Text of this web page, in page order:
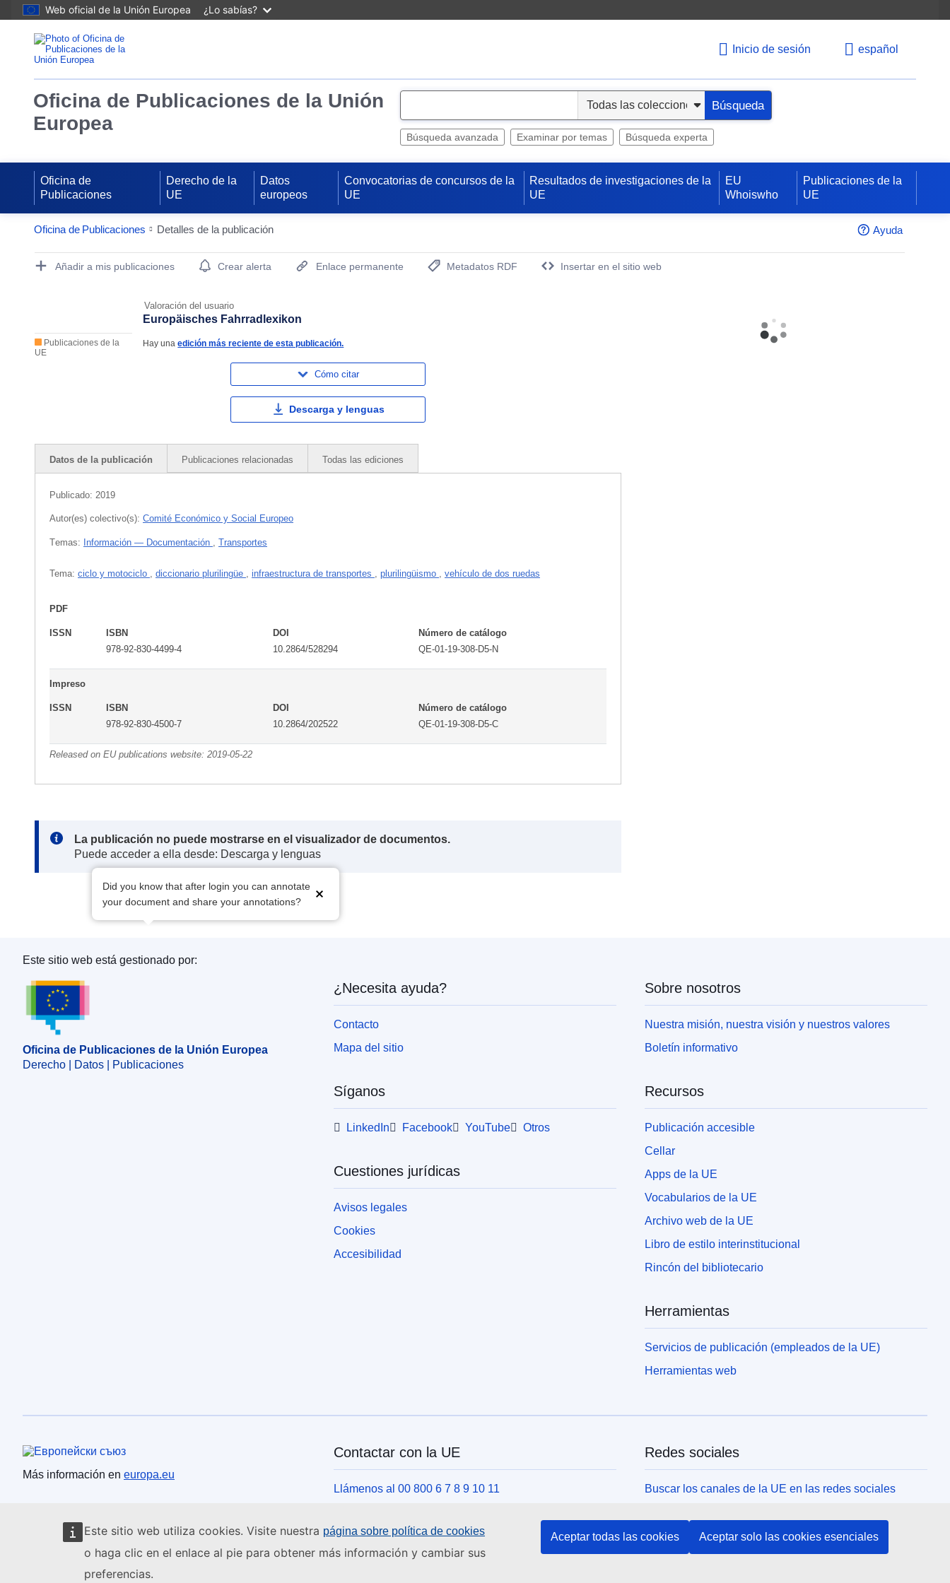
Web oficial de la Unión Europea ¿Lo sabías?
Este sitio web utiliza cookies. Visite nuestra página sobre política de cookies
o haga clic en el enlace al pie para obtener más información y cambiar sus
preferencias.
Aceptar todas las cookies Aceptar solo las cookies esenciales
Inicio de sesión español
Oficina de Publicaciones de la Unión
Europea
e
Búsqueda
Búsqueda avanzada Examinar por temas Búsqueda experta
Oficina de
Publicaciones
Derecho de la
UE
Datos
europeos
Convocatorias de concursos de la
UE
Resultados de investigaciones de la
UE
EU
Whoiswho
Publicaciones de la
UE
Oficina de Publicaciones Detalles de la publicación Ayuda
Publication Detail Actions Portlet
Añadir a mis publicaciones Crear alerta Enlace permanente
Metadatos RDF
Insertar en el sitio web
Valoración del usuario
Publicaciones de la
UE
Europäisches Fahrradlexikon
Hay unaedición más reciente de esta publicación.
Cómo citar
Descarga y lenguas
Datos de la publicación Publicaciones relacionadas Todas las ediciones
Publicado: 2019
Autor(es) colectivo(s): Comité Económico y Social Europeo
Тemas: Información — Documentación , Transportes
Tema: ciclo y motociclo , diccionario plurilingüe , infraestructura de transportes , plurilingüismo , vehículo de dos ruedas
PDF
ISSN
ISBN
978-92-830-4499-4
DOI
10.2864/528294
Número de catálogo
QE-01-19-308-D5-N
Impreso
ISSN
ISBN
978-92-830-4500-7
DOI
10.2864/202522
Número de catálogo
QE-01-19-308-D5-C
Released on EU publications website: 2019-05-22
Note:
La publicación no puede mostrarse en el visualizador de documentos.
Puede acceder a ella desde: Descarga y lenguas
Did you know that after login you can annotate
your document and share your annotations?
Oficina de Publicaciones de la Unión Europea
Este sitio web está gestionado por:
Oficina de Publicaciones de la Unión Europea
Derecho | Datos | Publicaciones
¿Necesita ayuda?
Contacto
Mapa del sitio
Síganos
LinkedIn Facebook YouTube Otros
Cuestiones jurídicas
Avisos legales
Cookies
Accesibilidad
Sobre nosotros
Nuestra misión, nuestra visión y nuestros valores
Boletín informativo
Recursos
Publicación accesible
Cellar
Apps de la UE
Vocabularios de la UE
Archivo web de la UE
Libro de estilo interinstitucional
Rincón del bibliotecario
Herramientas
Servicios de publicación (empleados de la UE)
Herramientas web
Unión Europea
Más información en europa.eu
Contactar con la UE
Llámenos al 00 800 6 7 8 9 10 11
Escríbanos a través del formulario de contacto
Venga a conocernos a una de las oficinas de la UE
Redes sociales
Buscar los canales de la UE en las redes sociales
Instituciones y organismos de la UE